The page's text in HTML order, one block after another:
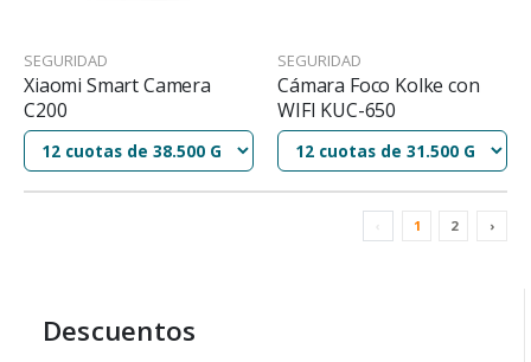
SEGURIDAD
Xiaomi Smart Camera
C200
SEGURIDAD
Cámara Foco Kolke con
WIFI KUC-650
1 2 ›
Descuentos